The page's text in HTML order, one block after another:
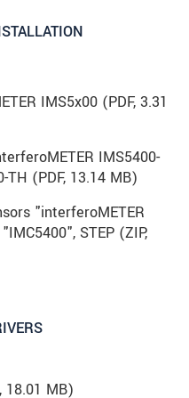
IMS5x00 (PDF, 3.31
IMS5400-
TH (PDF, 13.14 MB)
"interferoMETER
STEP (ZIP,
, 18.01 MB)